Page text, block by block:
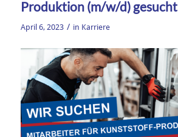
Produktion (m/w/d) gesucht
April 6, 2023 / in Karriere